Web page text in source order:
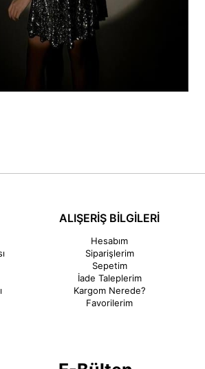
ALIŞERİŞ BİLGİLERİ
Hesabım
Siparişlerim
Sepetim
İade Taleplerim
Kargom Nerede?
Favorilerim